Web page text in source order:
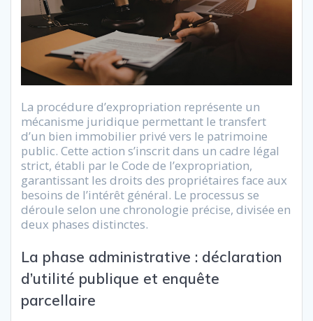
La procédure d’expropriation représente un
mécanisme juridique permettant le transfert
d’un bien immobilier privé vers le patrimoine
public. Cette action s’inscrit dans un cadre légal
strict, établi par le Code de l’expropriation,
garantissant les droits des propriétaires face aux
besoins de l’intérêt général. Le processus se
déroule selon une chronologie précise, divisée en
deux phases distinctes.
La phase administrative : déclaration
d’utilité publique et enquête
parcellaire